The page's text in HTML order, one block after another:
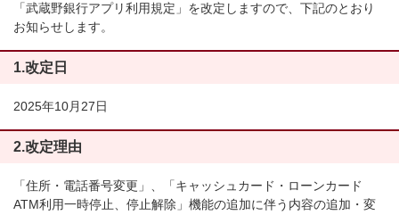
「武蔵野銀行アプリ利用規定」を改定しますので、下記のとおり
お知らせします。
1.改定日
2025年10月27日
2.改定理由
「住所・電話番号変更」、「キャッシュカード・ローンカード
ATM利用一時停止、停止解除」機能の追加に伴う内容の追加・変